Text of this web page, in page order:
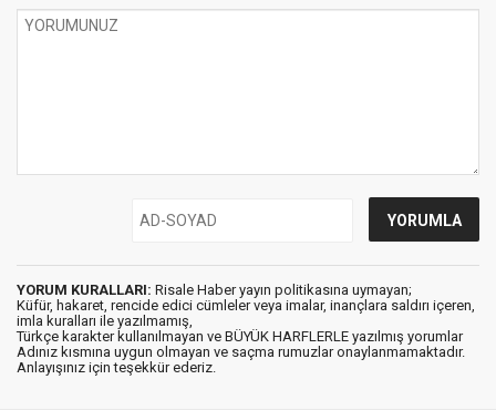
YORUM KURALLARI: Risale Haber yayın politikasına uymayan;
Küfür, hakaret, rencide edici cümleler veya imalar, inançlara saldırı içeren,
imla kuralları ile yazılmamış,
Türkçe karakter kullanılmayan ve BÜYÜK HARFLERLE yazılmış yorumlar
Adınız kısmına uygun olmayan ve saçma rumuzlar onaylanmamaktadır.
Anlayışınız için teşekkür ederiz.